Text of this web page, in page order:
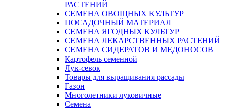
РАСТЕНИЙ
СЕМЕНА ОВОЩНЫХ КУЛЬТУР
ПОСАДОЧНЫЙ МАТЕРИАЛ
СЕМЕНА ЯГОДНЫХ КУЛЬТУР
СЕМЕНА ЛЕКАРСТВЕННЫХ РАСТЕНИЙ
СЕМЕНА СИДЕРАТОВ И МЕДОНОСОВ
Картофель семенной
Лук-севок
Товары для выращивания рассады
Газон
Многолетники луковичные
Семена